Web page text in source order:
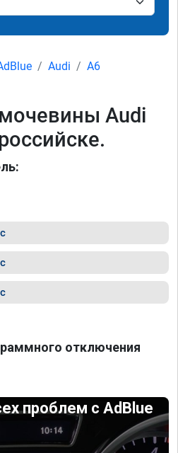
Audi
A6
Audi
отключения
проблем с AdBlue